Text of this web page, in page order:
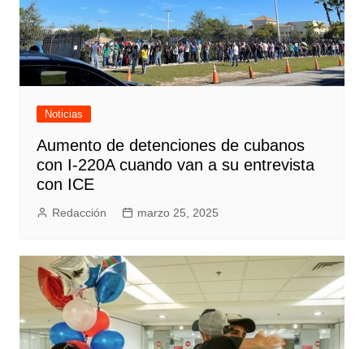
Noticias
Aumento de detenciones de cubanos
con I-220A cuando van a su entrevista
con ICE
Redacción marzo 25, 2025